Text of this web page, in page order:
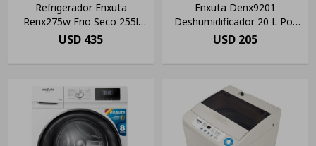
Refrigerador Enxuta
Renx275w Frio Seco 255l
Color Blanco
USD 435
Enxuta Denx9201
Deshumidificador 20 L Por
Dia Con Ruedas
USD 205